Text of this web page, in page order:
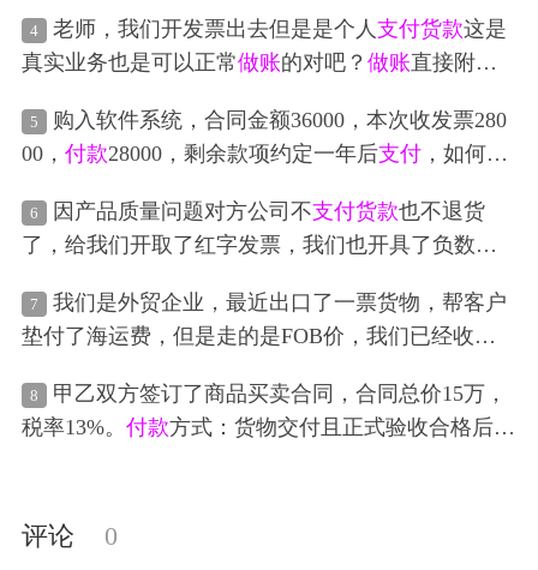
单价金额不一致，应付账款比实际要高，高出的部
分不需要 支付给供货商且购买的商品相关部门已领
用，请问高出的部分财务怎么
做账 处理
？完了之
前做账时没有走暂估这个科目，是要红冲费用吗？
还是做到营业外收入里面
照协商后的金额较低的单价计算付款，所以导致库
管入库时一部分商品单价金额高，与供货商所要的
单价金额不一致，应付账款比实际要高，高出的部
分不需要
支付 给供货商且购买的商品相关部门已领
用，请问高出的部分财务怎么 做账 面 处理 ？
4 老师，我们开发票出去但是是个人 支付货款这是
真实业务也是可以正常做账的对吧？ 做账直接附个
5
购入软件系统，合同金额36000，本次收发票280
00， 付款28000，剩余款项约定一年后支付，如何做
6 因产品质量问题对方公司不支付货款也不退货
了，给我们开取了红字发票，我们也开具了负数发
7
我们是外贸企业，最近出口了一票货物，帮客户
垫付了海运费，但是走的是FOB价，我们已经收
了的海运费，而且我们把这个海运费支付给了国内
运输公司，运输公司给我们开我们公司的票，这个
8
甲乙双方签订了商品买卖合同，合同总价15万，
税率13%。 付款方式：货物交付且正式验收合格后，
后付清，若质量有问题，则待质量问题
评论 0